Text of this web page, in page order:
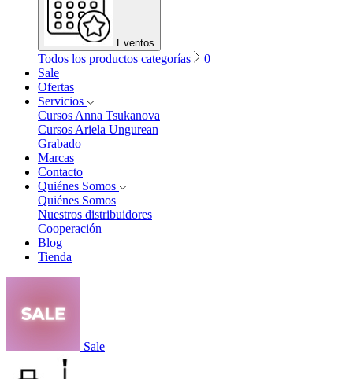
Eventos
Todos los productos categorías
0
Sale
Ofertas
Servicios
Cursos Anna Tsukanova
Cursos Ariela Ungurean
Grabado
Marcas
Contacto
Quiénes Somos
Quiénes Somos
Nuestros distribuidores
Cooperación
Blog
Tienda
Sale